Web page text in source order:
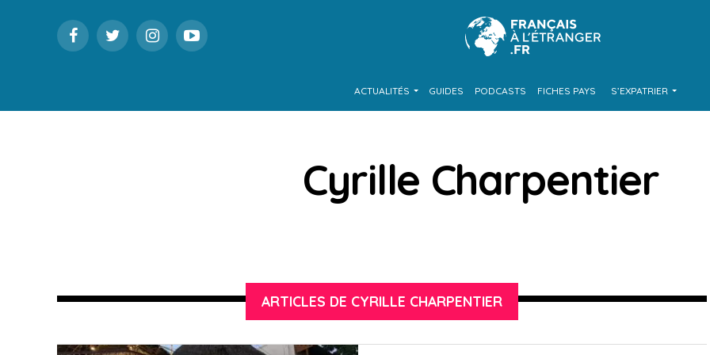
ACTUALITÉS GUIDES PODCASTS FICHES PAYS S’EXPATRIER
Cyrille Charpentier
ARTICLES DE CYRILLE CHARPENTIER